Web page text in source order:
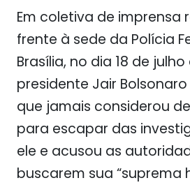
Em coletiva de imprensa
frente à sede da Polícia
Brasília, no dia 18 de
presidente Jair
que jamais considerou
para escapar das
ele e acusou as
buscarem sua “suprema